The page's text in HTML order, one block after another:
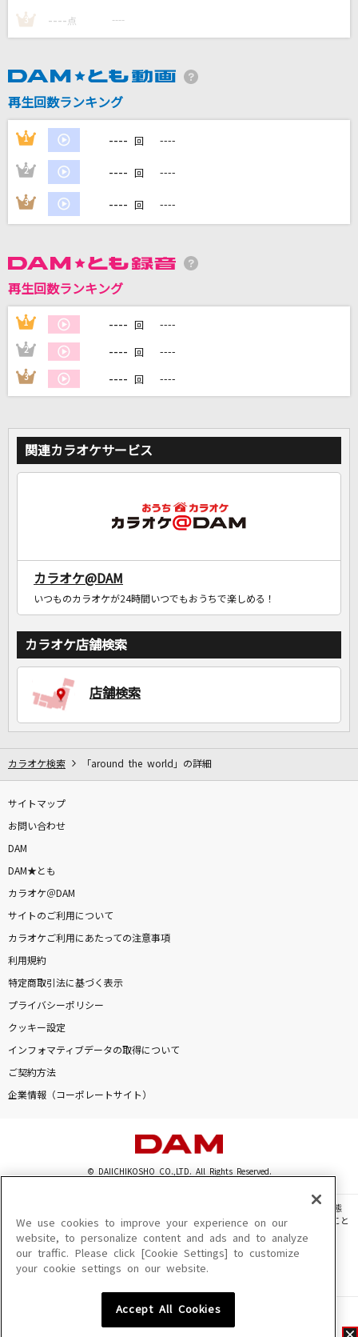
[生音]翳(かげ)りゆく部屋
[生音]君がいるだけで
米米CLUB
DAMの新曲・ランキングなど
DAMに会員登録・ログインして
カラオケをもっと楽しもう！
3 ---- 点 ----
再生回数ランキング
1 ---- 回 ----
2 ---- 回 ----
3 ---- 回 ----
再生回数ランキング
1 ---- 回 ----
2 ---- 回 ----
3 ---- 回 ----
関連カラオケサービス
カラオケ@DAM
いつものカラオケが24時間いつでもおうちで楽しめる！
カラオケ店舗検索
店舗検索
カラオケ検索 「around the world」の詳細
サイトマップ
お問い合わせ
DAM
DAM★とも
カラオケ＠DAM
サイトのご利用について
カラオケご利用にあたっての注意事項
利用規約
特定商取引法に基づく表示
プライバシーポリシー
クッキー設定
インフォマティブデータの取得について
ご契約方法
企業情報（コーポレートサイト）
© DAIICHIKOSHO CO.,LTD. All Rights Reserved.
このサイトに掲載されている一切の文章・画像・写真・動画・音声等を、手段や形態
を問わず、著作権法の定める範囲を超えて無断で複製、転載、ファイル化などすること
を禁じます。
楽曲及びコンテンツは、機種によりご利用いただけない場合があります。
楽曲及びコンテンツの配信日、配信内容が変更になる場合があります。
We use cookies to improve your experience on our
website, to personalize content and ads and to analyze
our traffic. Please click [Cookie Settings] to customize
your cookie settings on our website.
Accept All Cookies